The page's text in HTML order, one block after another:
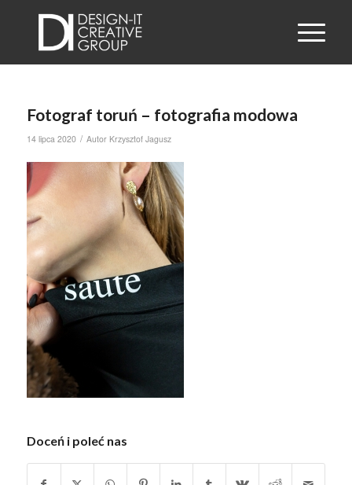
Fotograf toruń – fotografia modowa
14 lipca 2020 / Autor Krzysztof Jagusz
Doceń i poleć nas